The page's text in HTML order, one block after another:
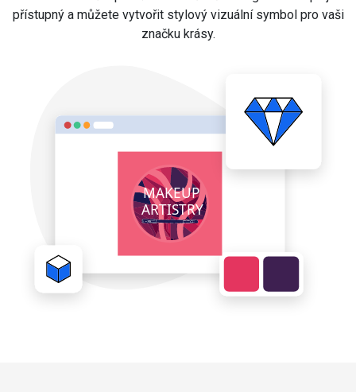
přístupný a můžete vytvořit stylový vizuální symbol pro vaši
značku krásy.